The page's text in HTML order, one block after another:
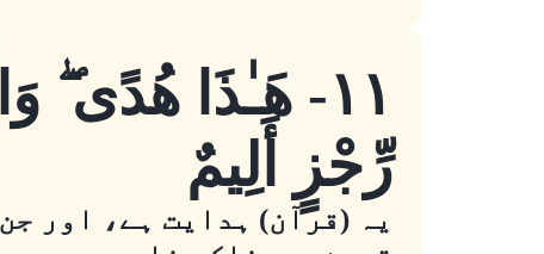
١١- هَـٰذَا هُدًى
رِّجْزٍ أَلِيمٌ
یہ (قرآن) ہدایت ہے، اور